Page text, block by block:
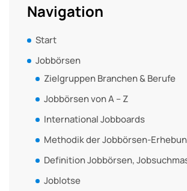
Navigation
Start
Jobbörsen
Zielgruppen Branchen & Berufe
Jobbörsen von A – Z
International Jobboards
Methodik der Jobbörsen-
Definition Jobbörsen,
Joblotse